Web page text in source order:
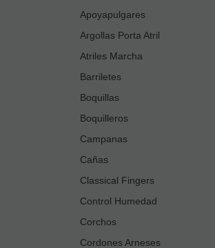
Apoyapulgares
Argollas Porta Atril
Atriles Marcha
Barriletes
Boquillas
Boquilleros
Campanas
Cañas
Classical Fingers
Control Humedad
Corchos
Cordones Arneses